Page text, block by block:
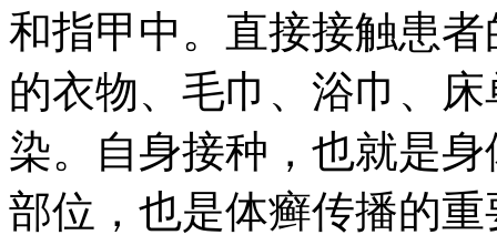
和指甲中。直接接触患
的衣物、毛巾、浴巾、
染。自身接种，也就是
部位，也是体癣传播的